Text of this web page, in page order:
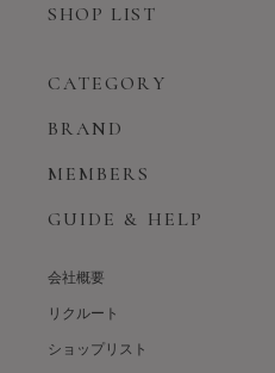
SHOP LIST
CATEGORY
BRAND
MEMBERS
GUIDE & HELP
会社概要
リクルート
ショップリスト